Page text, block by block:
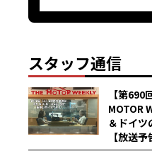
スタッフ通信
【第
MOTOR
＆ドイツ
【放送予